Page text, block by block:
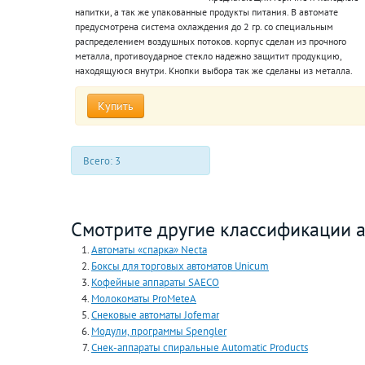
напитки, а так же упакованные продукты питания. В автомате
предусмотрена система охлаждения до 2 гр. со специальным
распределением воздушных потоков. корпус сделан из прочного
металла, противоударное стекло надежно защитит продукцию,
находящуюся внутри. Кнопки выбора так же сделаны из металла.
Купить
Всего: 3
Смотрите другие классификации
Автоматы «спарка» Necta
Боксы для торговых автоматов Unicum
Кофейные аппараты SAECO
Молокоматы ProMeteA
Снековые автоматы Jofemar
Модули, программы Spengler
Снек-аппараты спиральные Automatiс Products